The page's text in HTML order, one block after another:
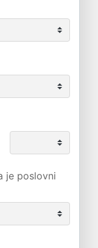
je poslovni